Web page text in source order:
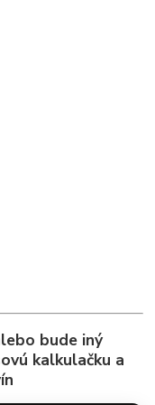
bude iný
kalkulačku a